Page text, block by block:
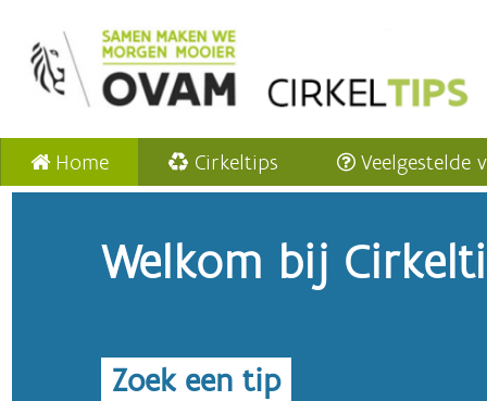
Home Cirkeltips Veelgestelde
Welkom bij
Zoek een tip